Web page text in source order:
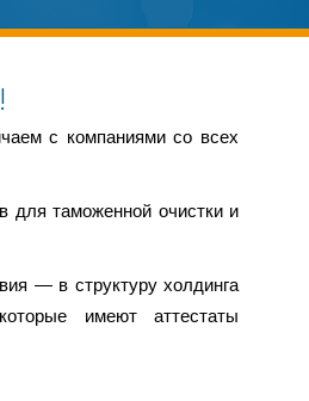
с компаниями со всех
для таможенной очистки и
— в структуру холдинга
имеют аттестаты